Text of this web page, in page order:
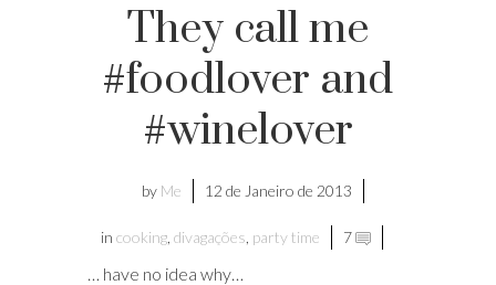
They call me
#foodlover and
#winelover
by Me 12 de Janeiro de 2013
in cooking, divagações party time 7
… have no idea why…